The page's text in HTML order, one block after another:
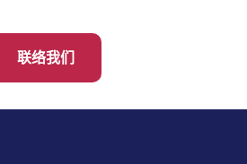
联络我们